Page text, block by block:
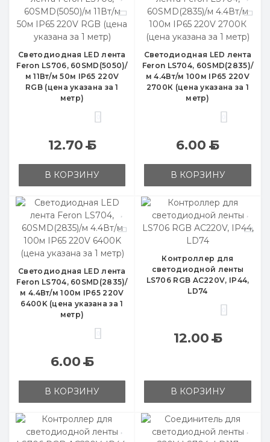
Cветодиодная LED лента
Feron LS706, 60SMD(5050)/
м 11Вт/м 50м IP65 220V
RGB (цена указана за 1
метр)
12.70Б
В КОРЗИНУ
Cветодиодная LED лента
Feron LS704, 60SMD(2835)/
м 4.4Вт/м 100м IP65 220V
2700К (цена указана за 1
метр)
6.00Б
В КОРЗИНУ
Cветодиодная LED лента
Feron LS704, 60SMD(2835)/
м 4.4Вт/м 100м IP65 220V
6400K (цена указана за 1
метр)
6.00Б
В КОРЗИНУ
Контроллер для
светодиодной ленты
LS706 RGB AC220V, IP44,
LD74
12.00Б
В КОРЗИНУ